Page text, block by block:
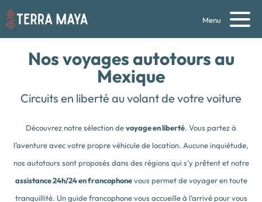
Menu
Nos voyagesautotours au
Mexique
Circuits en liberté au volant de votre voiture
Découvrez notre sélection devoyage en liberté. Vous partez à
l’aventure avec votre propre véhicule de location. Aucune inquiétude,
nos autotours sont proposés dans des régions qui s’y prêtent et notre
assistance 24h/24 en francophonevous permet de voyager en toute
tranquillité. Un guide francophone vous accueille à l’arrivé pour vous